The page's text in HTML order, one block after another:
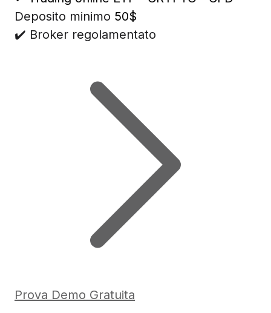
Deposito minimo 50$
✔️ Broker regolamentato
Prova Demo Gratuita